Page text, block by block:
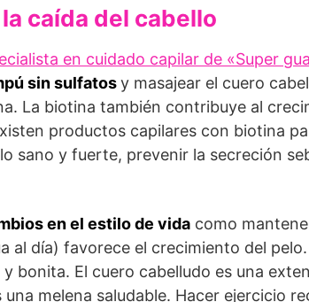
caída del cabello
en cuidado capilar de «Super
sin sulfatosy masajear el cuero
La biotina también contribuye al
productos capilares con biotina
sano y fuerte, prevenir la secreción
en el estilo de vida como
al día) favorece el crecimiento del
bonita. El cuero cabelludo es una
melena saludable. Hacer ejercicio